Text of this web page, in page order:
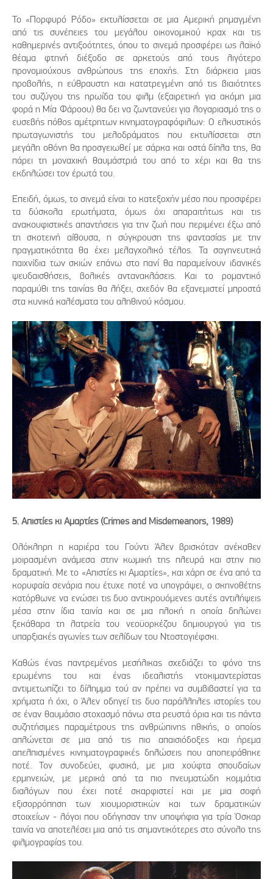
Το «Πορφυρό Ρόδο» εκτυλίσσεται σε μια Αμερική ρημαγμένη
από τις συνέπειες του μεγάλου οικονομικού κραχ και τις
καθημερινές αντιξοότητες, όπου το σινεμά προσφέρει ως λαϊκό
θέαμα φτηνή διέξοδο σε αρκετούς από τους λιγότερο
προνομιούχους ανθρώπους της εποχής. Στη διάρκεια μιας
προβολής, η εύθραυστη και κατατρεγμένη από τις βιαιότητες
του συζύγου της ηρωίδα του φιλμ (εξαιρετική για ακόμη μια
φορά η Μία Φάροου) θα δει να ζωντανεύει για λογαριασμό της ο
ευσεβής πόθος αμέτρητων κινηματογραφόφιλων: Ο ελκυστικός
πρωταγωνιστής του μελοδράματος που εκτυλίσσεται στη
μεγάλη οθόνη θα προσγειωθεί με σάρκα και οστά δίπλα της, θα
πάρει τη μοναχική θαυμάστριά του από το χέρι και θα της
εκδηλώσει τον έρωτά του.
Επειδή, όμως, το σινεμά είναι το κατεξοχήν μέσο που προσφέρει
τα δύσκολα ερωτήματα, όμως όχι απαραιτήτως και τις
ανακουφιστικές απαντήσεις για την ζωή που περιμένει έξω από
τη σκοτεινή αίθουσα, η σύγκρουση της φαντασίας με την
πραγματικότητα θα έχει μελαγχολικό τέλος. Τα σαγηνευτικά
παιχνίδια των σκιών επάνω στο πανί θα παραμείνουν ιδανικές
ψευδαισθήσεις, βολικές αντανακλάσεις. Και το ρομαντικό
παραμύθι της ταινίας θα λήξει, σχεδόν θα εξανεμιστεί μπροστά
στα κυνικά καλέσματα του αληθινού κόσμου.
5. Απιστίες κι Αμαρτίες (Crimes and Misdemeanors, 1989)
Ολόκληρη η καριέρα του Γούντι Άλεν βρισκόταν ανέκαθεν
μοιρασμένη ανάμεσα στην κωμική της πλευρά και στην πιο
δραματική. Με το «Απιστίες κι Αμαρτίες», και χάρη σε ένα από τα
κορυφαία σενάρια που έτυχε ποτέ να υπογράψει, ο σκηνοθέτης
κατόρθωνε να ενώσει τις δυο αντικρουόμενες αυτές αντιλήψεις
μέσα στην ίδια ταινία και σε μια πλοκή η οποία δηλώνει
ξεκάθαρα τη λατρεία του νεοϋορκέζου δημιουργού για τις
υπαρξιακές αγωνίες των σελίδων του Ντοστογιέφσκι.
Καθώς ένας παντρεμένος μεσήλικας σχεδιάζει το φόνο της
ερωμένης του και ένας ιδεαλιστής ντοκιμαντερίστας
αντιμετωπίζει το δίλημμα τού αν πρέπει να συμβιβαστεί για τα
χρήματα ή όχι, ο Άλεν οδηγεί τις δυο παράλληλες ιστορίες του
σε έναν θαυμάσιο στοχασμό πάνω στα ρευστά όρια και τις πάντα
συζητήσιμες παραμέτρους της ανθρώπινης ηθικής, ο οποίος
απλώνεται σε μια από τις πιο απαισιόδοξες και ήρεμα
απελπισμένες κινηματογραφικές δηλώσεις που αποπειράθηκε
ποτέ. Τον συνοδεύει, φυσικά, με μια χούφτα σπουδαίων
ερμηνειών, με μερικά από τα πιο πνευματώδη κομμάτια
διαλόγων που έχει ποτέ σκαρφιστεί και με μια σοφή
εξισορρόπηση των χιουμοριστικών και των δραματικών
στοιχείων - λόγοι που οδήγησαν την υποψήφια για τρία Όσκαρ
ταινία να αποτελέσει μια από τις σημαντικότερες στο σύνολο της
φιλμογραφίας του.